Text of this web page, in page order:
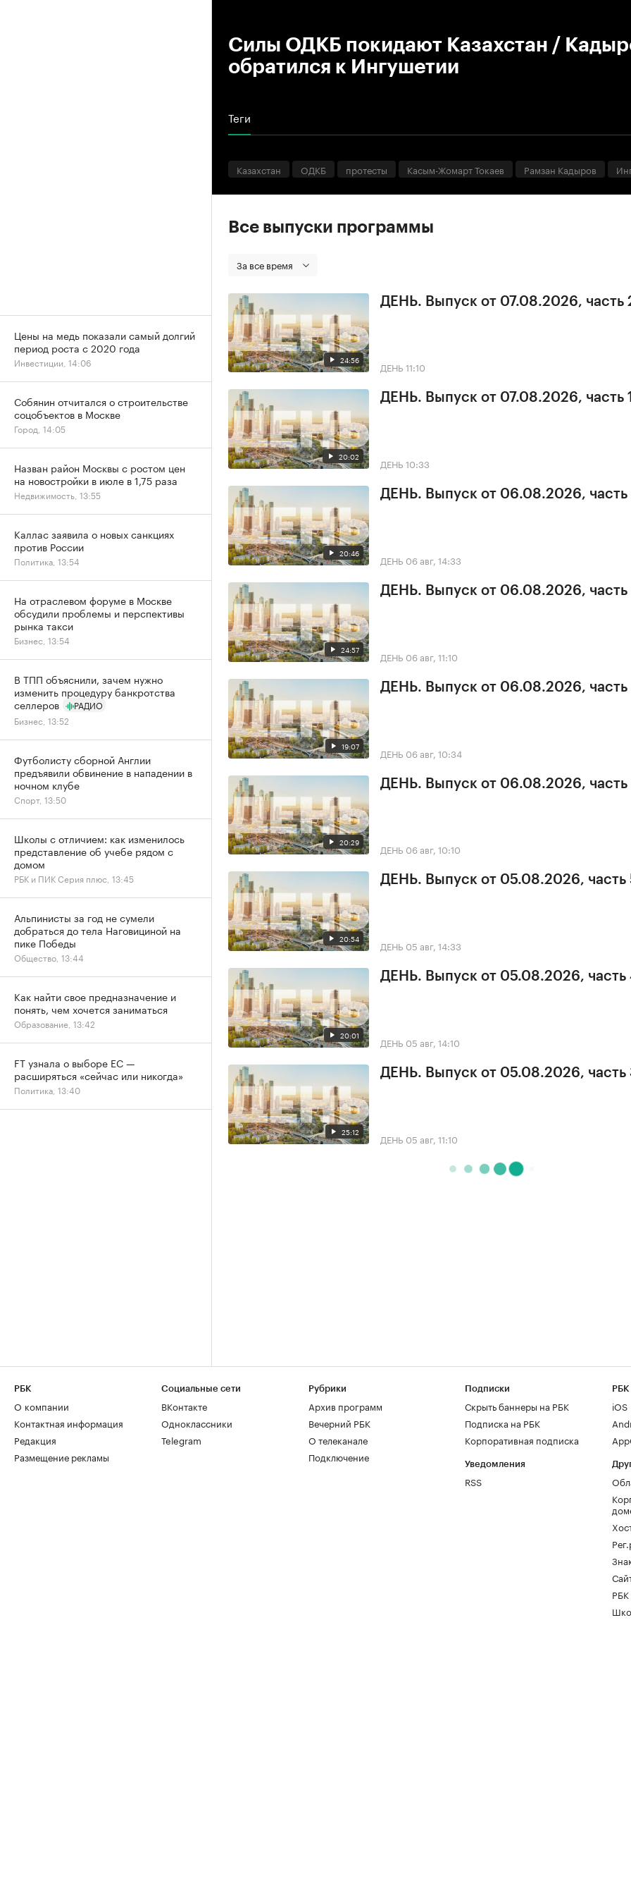
Силы ОДКБ покидают Казахстан /
обратился к Ингушетии
Теги
Казахстан ОДКБ протесты Касым-Жомарт Токаев Рамзан Кадыров
Все выпуски программы
За все время
24:56
ДЕНЬ. Выпуск от 07.08.2026, часть
ДЕНЬ 11:10
20:02
ДЕНЬ. Выпуск от 07.08.2026, часть
ДЕНЬ 10:33
20:46
ДЕНЬ. Выпуск от 06.08.2026, часть
ДЕНЬ 06 авг, 14:33
24:57
ДЕНЬ. Выпуск от 06.08.2026, часть
ДЕНЬ 06 авг, 11:10
19:07
ДЕНЬ. Выпуск от 06.08.2026, часть
ДЕНЬ 06 авг, 10:34
20:29
ДЕНЬ. Выпуск от 06.08.2026, часть
ДЕНЬ 06 авг, 10:10
20:54
ДЕНЬ. Выпуск от 05.08.2026, часть
ДЕНЬ 05 авг, 14:33
20:01
ДЕНЬ. Выпуск от 05.08.2026, часть
ДЕНЬ 05 авг, 14:10
25:12
ДЕНЬ. Выпуск от 05.08.2026, часть
ДЕНЬ 05 авг, 11:10
Цены на медь показали самый долгий
период роста с 2020 года
Инвестиции, 14:06
Собянин отчитался о строительстве
соцобъектов в Москве
Город, 14:05
Назван район Москвы с ростом цен
на новостройки в июле в 1,75 раза
Недвижимость, 13:55
Каллас заявила о новых санкциях
против России
Политика, 13:54
На отраслевом форуме в Москве
обсудили проблемы и перспективы
рынка такси
Бизнес, 13:54
В ТПП объяснили, зачем нужно
изменить процедуру банкротства
селлеров
РАДИО
Бизнес, 13:52
Футболисту сборной Англии
предъявили обвинение в нападении в
ночном клубе
Спорт, 13:50
Школы с отличием: как изменилось
представление об учебе рядом с
домом
РБК и ПИК Серия плюс, 13:45
Альпинисты за год не сумели
добраться до тела Наговициной на
пике Победы
Общество, 13:44
Как найти свое предназначение и
понять, чем хочется заниматься
Образование, 13:42
FT узнала о выборе ЕС —
расширяться «сейчас или никогда»
Политика, 13:40
РБК
О компании
Контактная информация
Редакция
Размещение рекламы
Социальные сети
ВКонтакте
Одноклассники
Telegram
Рубрики
Архив программ
Вечерний РБК
О телеканале
Подключение
Подписки
Скрыть баннеры на РБК
Подписка на РБК
Корпоративная подписка
Уведомления
RSS
РБК
iOS